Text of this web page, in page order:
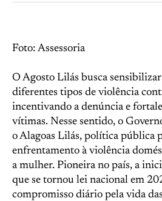
Foto: Assessoria
O Agosto Lilás busca sensibilizar
diferentes tipos de violência
incentivando a denúncia e
vítimas. Nesse sentido, o
o Alagoas Lilás, política pública
enfrentamento à violência
a mulher. Pioneira no país, a
que se tornou lei nacional em
compromisso diário pela vida